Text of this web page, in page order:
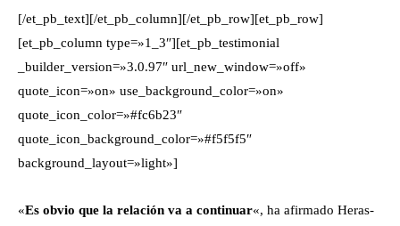
[/et_pb_text][/et_pb_column][/et_pb_row][et_pb_row]
[et_pb_column type=»1_3″][et_pb_testimonial
_builder_version=»3.0.97″ url_new_window=»off»
quote_icon=»on» use_background_color=»on»
quote_icon_color=»#fc6b23″
quote_icon_background_color=»#f5f5f5″
background_layout=»light»]
«Es obvio que la relación va a continuar«, ha afirmado Heras-